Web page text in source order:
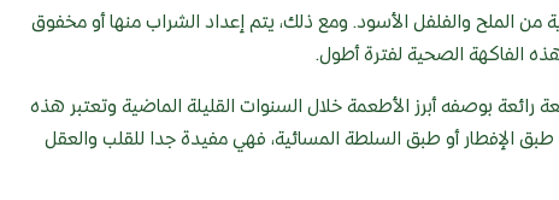
من الملح والفلفل الأسود. ومع ذلك، يتم إعداد الشراب منها أو مخفوق
الفاكهة الصحية لفترة أطول.
بوصفه أبرز الأطعمة خلال السنوات القليلة الماضية وتعتبر هذه
طبق الإفطار أو طبق السلطة المسائية، فهي مفيدة جدا للقلب والعقل